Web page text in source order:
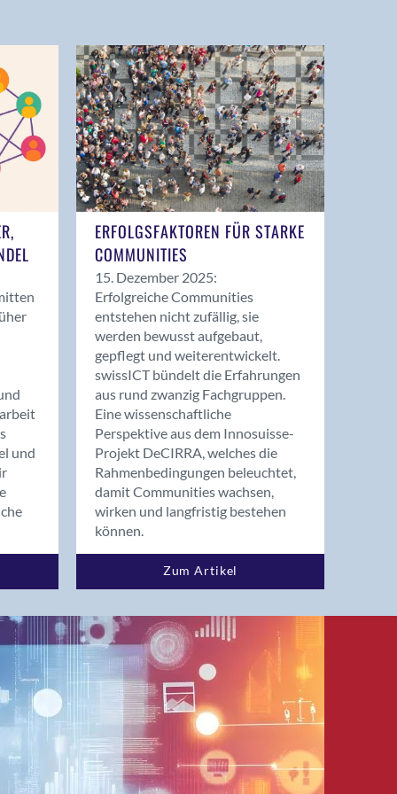
und
ERFOLGSFAKTOREN FÜR STARKE
COMMUNITIES
15. Dezember 2025:
Erfolgreiche Communities
entstehen nicht zufällig, sie
werden bewusst aufgebaut,
gepflegt und weiterentwickelt.
swissICT bündelt die Erfahrungen
aus rund zwanzig Fachgruppen.
Eine wissenschaftliche
Perspektive aus dem Innosuisse-
Projekt DeCIRRA, welches die
Rahmenbedingungen beleuchtet,
damit Communities wachsen,
wirken und langfristig bestehen
können.
Zum Artikel